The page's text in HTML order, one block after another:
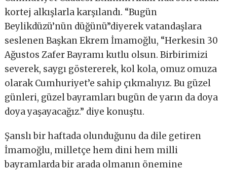
kortej alkışlarla karşılandı. “Bugün
Beylikdüzü’nün düğünü”diyerek vatandaşlara
seslenen Başkan Ekrem İmamoğlu, “Herkesin 30
Ağustos Zafer Bayramı kutlu olsun. Birbirimizi
severek, saygı göstererek, kol kola, omuz omuza
olarak Cumhuriyet’e sahip çıkmalıyız. Bu güzel
günleri, güzel bayramları bugün de yarın da doya
doya yaşayacağız.” diye konuştu.
Şanslı bir haftada olunduğunu da dile getiren
İmamoğlu, milletçe hem dini hem milli
bayramlarda bir arada olmanın önemine